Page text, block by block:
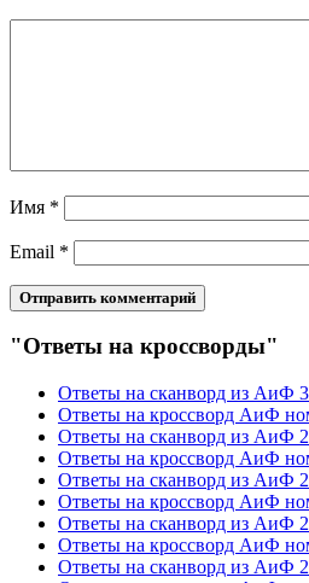
Имя *
Email *
"Ответы на кроссворды"
Ответы на сканворд из АиФ
Ответы на кроссворд АиФ
Ответы на сканворд из АиФ
Ответы на кроссворд АиФ
Ответы на сканворд из АиФ
Ответы на кроссворд АиФ
Ответы на сканворд из АиФ
Ответы на кроссворд АиФ
Ответы на сканворд из АиФ